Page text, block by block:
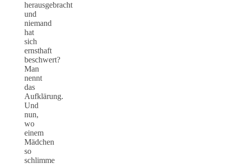
herausgebracht
und
niemand
hat
sich
ernsthaft
beschwert?
Man
nennt
das
Aufklärung.
Und
nun,
wo
einem
Mädchen
so
schlimme